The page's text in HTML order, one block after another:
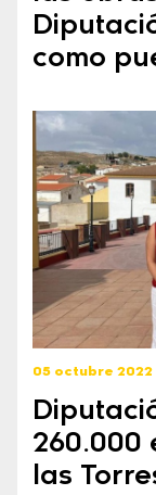
como
05 octubre 2022
260.000
las